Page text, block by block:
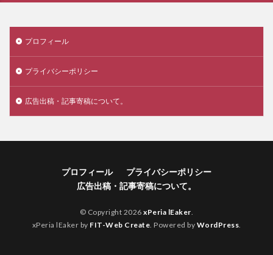
プロフィール
プライバシーポリシー
広告出稿・記事寄稿について。
プロフィール
プライバシーポリシー
広告出稿・記事寄稿について。
© Copyright 2026xPeria lEaker.
xPeria lEaker by FIT-Web Create. Powered by WordPress.